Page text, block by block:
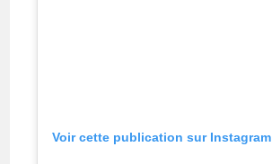
Voir cette publication sur Instagram